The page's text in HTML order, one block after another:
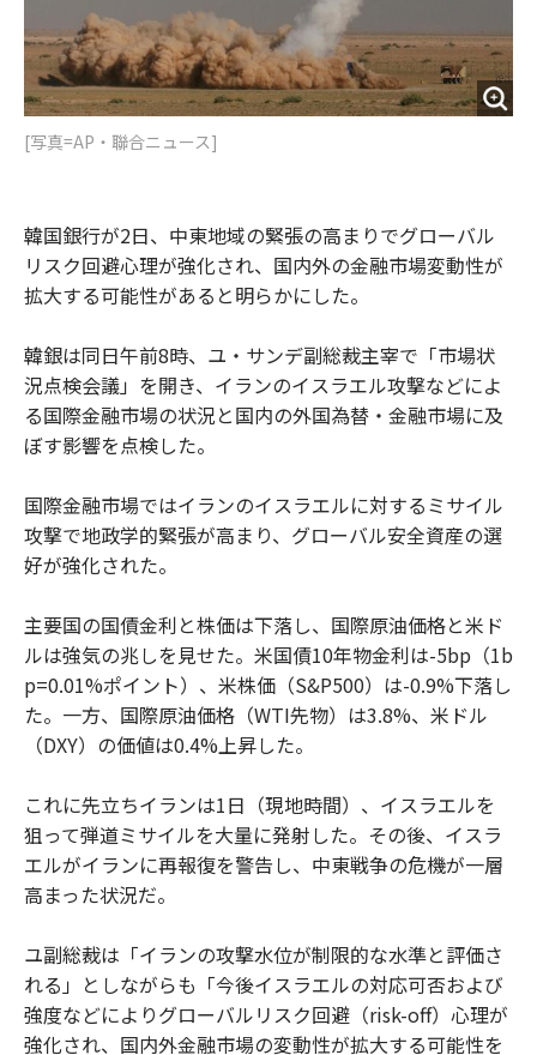
[写真=AP・聯合ニュース]
韓国銀行が2日、中東地域の緊張の高まりでグローバル
リスク回避心理が強化され、国内外の金融市場変動性が
拡大する可能性があると明らかにした。
韓銀は同日午前8時、ユ・サンデ副総裁主宰で「市場状
況点検会議」を開き、イランのイスラエル攻撃などによ
る国際金融市場の状況と国内の外国為替・金融市場に及
ぼす影響を点検した。
国際金融市場ではイランのイスラエルに対するミサイル
攻撃で地政学的緊張が高まり、グローバル安全資産の選
好が強化された。
主要国の国債金利と株価は下落し、国際原油価格と米ド
ルは強気の兆しを見せた。米国債10年物金利は-5bp（1b
p=0.01%ポイント）、米株価（S&P500）は-0.9%下落し
た。一方、国際原油価格（WTI先物）は3.8%、米ドル
（DXY）の価値は0.4%上昇した。
これに先立ちイランは1日（現地時間）、イスラエルを
狙って弾道ミサイルを大量に発射した。その後、イスラ
エルがイランに再報復を警告し、中東戦争の危機が一層
高まった状況だ。
ユ副総裁は「イランの攻撃水位が制限的な水準と評価さ
れる」としながらも「今後イスラエルの対応可否および
強度などによりグローバルリスク回避（risk-off）心理が
強化され、国内外金融市場の変動性が拡大する可能性を